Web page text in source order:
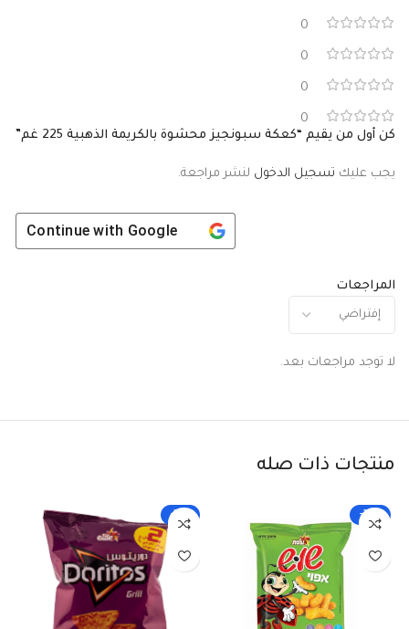
0
0
0
0
المراجعات
لا توجد مراجعات بعد.
كن أول من يقيم “كعكة سبونجيز محشوة بالكريمة الذهبية 225 غم”
يجب عليك تسجيل الدخول لنشر مراجعة.
Continue with Google
منتجات ذات صله
-25%
-33%